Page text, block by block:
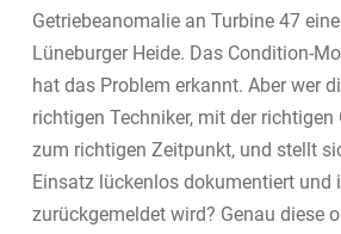
Getriebeanomalie an Turbine 47
Lüneburger Heide. Das Condition-
hat das Problem erkannt. Aber wer
richtigen Techniker, mit der richtigen
zum richtigen Zeitpunkt, und stellt
Einsatz lückenlos dokumentiert und
zurückgemeldet wird? Genau diese